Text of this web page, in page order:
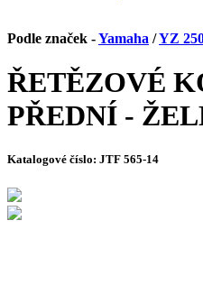
Podle značek -Yamaha /YZ
ŘETĚZOVÉ
PŘEDNÍ -
Katalogové číslo: JTF 565-14